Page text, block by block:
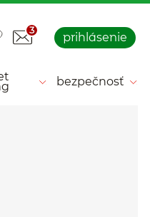
bezpečnosť
3
prihlásenie